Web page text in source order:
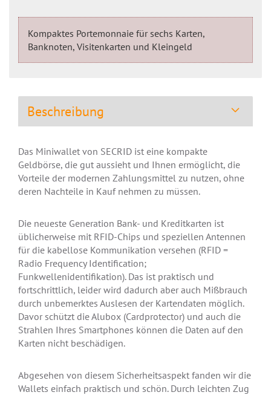
Kompaktes Portemonnaie für sechs Karten,
Banknoten, Visitenkarten und Kleingeld
Beschreibung
Das Miniwallet von SECRID ist eine kompakte
Geldbörse, die gut aussieht und Ihnen ermöglicht, die
Vorteile der modernen Zahlungsmittel zu nutzen, ohne
deren Nachteile in Kauf nehmen zu müssen.
Die neueste Generation Bank- und Kreditkarten ist
üblicherweise mit RFID-Chips und speziellen Antennen
für die kabellose Kommunikation versehen (RFID =
Radio Frequency Identification;
Funkwellenidentifikation). Das ist praktisch und
fortschrittlich, leider wird dadurch aber auch Mißbrauch
durch unbemerktes Auslesen der Kartendaten möglich.
Davor schützt die Alubox (Cardprotector) und auch die
Strahlen Ihres Smartphones können die Daten auf den
Karten nicht beschädigen.
Abgesehen von diesem Sicherheitsaspekt fanden wir die
Wallets einfach praktisch und schön. Durch leichten Zug